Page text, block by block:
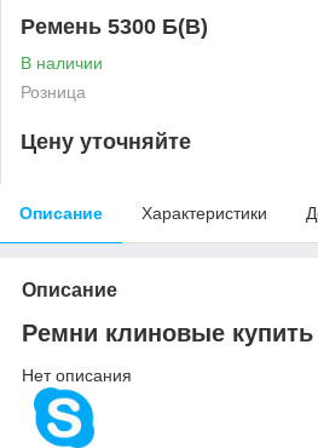
Ремень 5300 Б(В)
В наличии
Розница
Цену уточняйте
Описание Характеристики
Описание
Ремни клиновые
Нет описания